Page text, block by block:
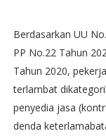
Berdasarkan UU
PP No.22 Tahun
Tahun 2020,
terlambat
penyedia jasa
denda